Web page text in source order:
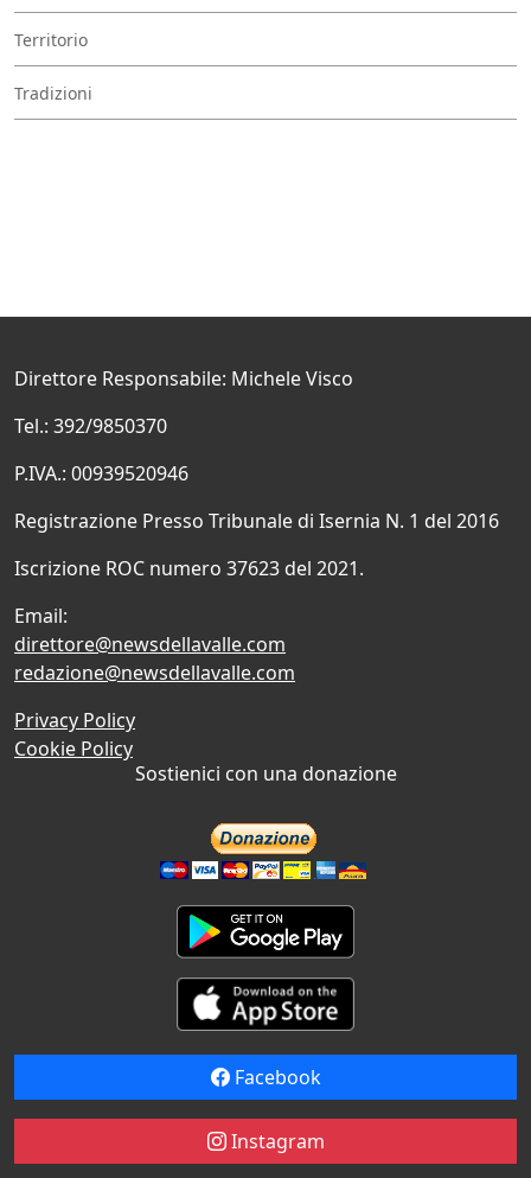
Territorio
Tradizioni
Direttore Responsabile: Michele Visco
Tel.: 392/9850370
P.IVA.: 00939520946
Registrazione Presso Tribunale di Isernia N. 1 del 2016
Iscrizione ROC numero 37623 del 2021.
Email:
direttore@newsdellavalle.com
redazione@newsdellavalle.com
Privacy Policy
Cookie Policy
Sostienici con una donazione
Facebook
Instagram